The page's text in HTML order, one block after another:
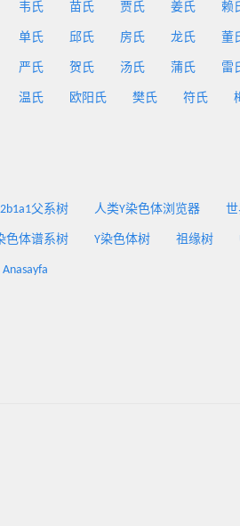
韦氏 苗氏 贾氏 姜氏 赖
单氏 邱氏 房氏 龙氏 董
严氏 贺氏 汤氏 蒲氏 雷
温氏 欧阳氏 樊氏 符氏
父系树 人类Y染色体浏览器 世
色体谱系树 Y染色体树 祖缘树
Anasayfa